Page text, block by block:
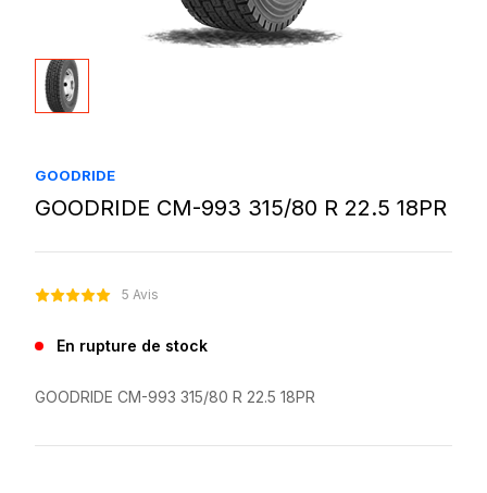
GOODRIDE
GOODRIDE CM-993 315/80 R 22.5 18PR
5 Avis
En rupture de stock
GOODRIDE CM-993 315/80 R 22.5 18PR